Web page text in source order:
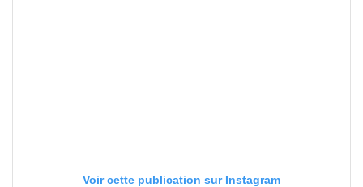
Voir cette publication sur Instagram